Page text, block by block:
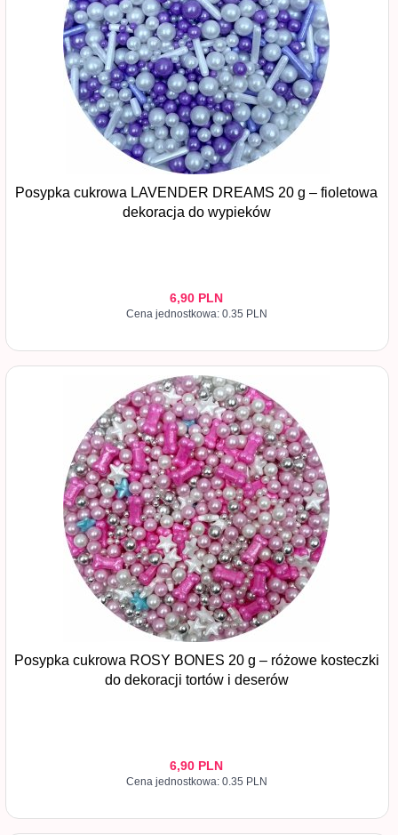
Posypka cukrowa LAVENDER DREAMS 20 g – fioletowa
dekoracja do wypieków
6,90 PLN
Cena jednostkowa: 0.35 PLN
Posypka cukrowa ROSY BONES 20 g – różowe kosteczki
do dekoracji tortów i deserów
6,90 PLN
Cena jednostkowa: 0.35 PLN